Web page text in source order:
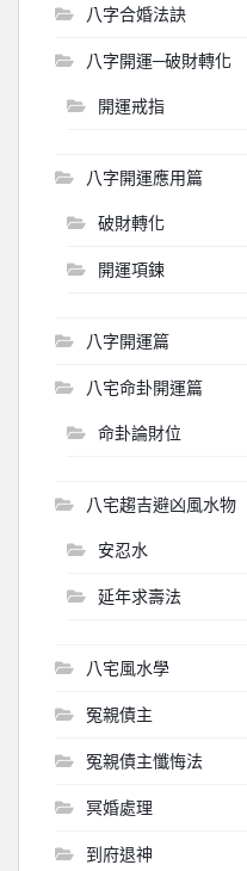
八字合婚法訣
八字開運─破財轉化
開運戒指
八字開運應用篇
破財轉化
開運項鍊
八字開運篇
八宅命卦開運篇
命卦論財位
八宅趨吉避凶風水物
安忍水
延年求壽法
八宅風水學
冤親債主
冤親債主懺悔法
冥婚處理
到府退神